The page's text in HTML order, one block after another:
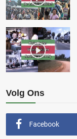
Volg Ons
Facebook